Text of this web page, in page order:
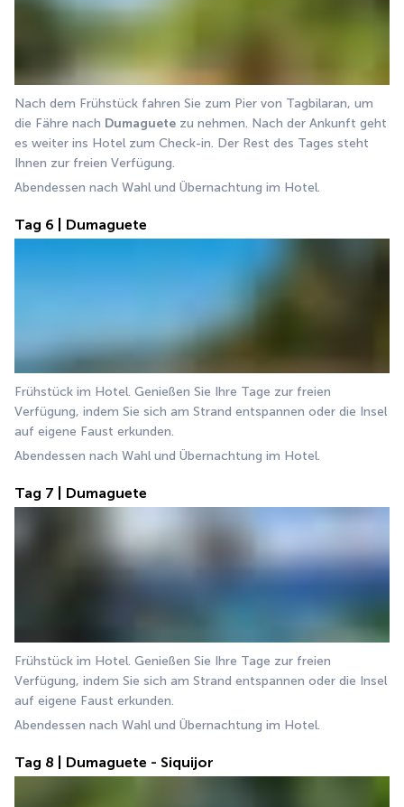
Nach dem Frühstück fahren Sie zum Pier von Tagbilaran, um
die Fähre nach Dumaguete zu nehmen. Nach der Ankunft geht
es weiter ins Hotel zum Check-in. Der Rest des Tages steht
Ihnen zur freien Verfügung.
Abendessen nach Wahl und Übernachtung im Hotel.
Tag 6 | Dumaguete
Frühstück im Hotel. Genießen Sie Ihre Tage zur freien
Verfügung, indem Sie sich am Strand entspannen oder die Insel
auf eigene Faust erkunden.
Abendessen nach Wahl und Übernachtung im Hotel.
Tag 7 | Dumaguete
Frühstück im Hotel. Genießen Sie Ihre Tage zur freien
Verfügung, indem Sie sich am Strand entspannen oder die Insel
auf eigene Faust erkunden.
Abendessen nach Wahl und Übernachtung im Hotel.
Tag 8 | Dumaguete - Siquijor